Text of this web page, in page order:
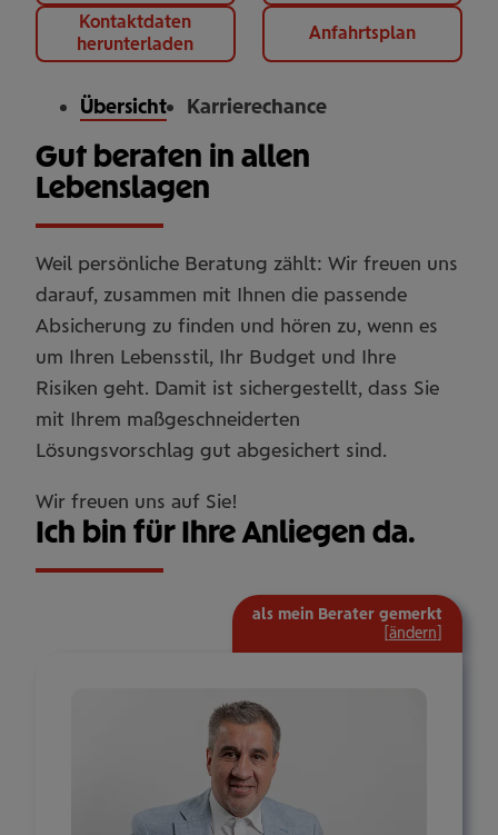
Kontaktdaten
herunterladen
Anfahrtsplan
Übersicht Karrierechance
Gut beraten in allen
Lebenslagen
Weil persönliche Beratung zählt: Wir freuen uns
darauf, zusammen mit Ihnen die passende
Absicherung zu finden und hören zu, wenn es
um Ihren Lebensstil, Ihr Budget und Ihre
Risiken geht. Damit ist sichergestellt, dass Sie
mit Ihrem maßgeschneiderten
Lösungsvorschlag gut abgesichert sind.
Wir freuen uns auf Sie!
Ich bin für Ihre Anliegen da.
als mein Berater gemerkt
ändern